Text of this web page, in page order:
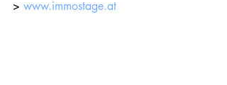
> www.immostage.at